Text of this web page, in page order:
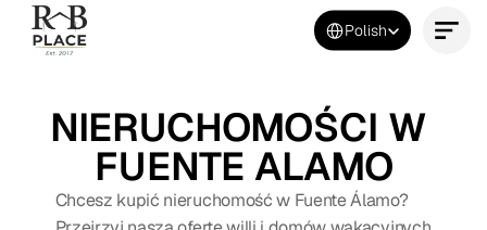
Select Language
Polish
NIERUCHOMOŚCI W
FUENTE ALAMO
Chcesz kupić nieruchomość w Fuente Álamo?